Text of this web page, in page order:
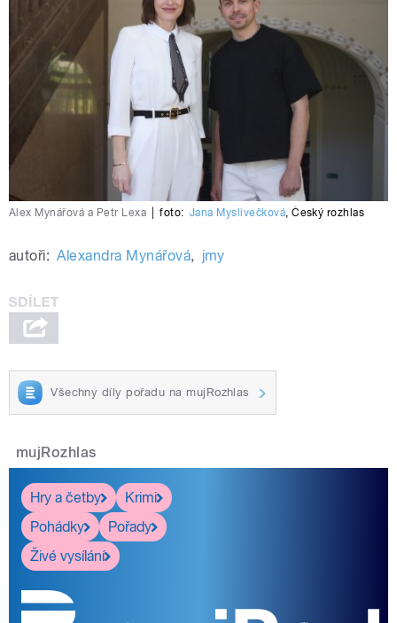
Alex Mynářová a Petr Lexa foto: Jana Myslivečková,Český rozhlas
autoři: Alexandra Mynářová, jmy
Všechny díly pořadu na mujRozhlas
mujRozhlas
Hry a četby
Krimi
Pohádky
Pořady
Živé vysílání